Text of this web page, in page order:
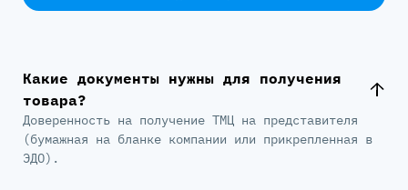
Какие документы нужны для получения
товара?
Доверенность на получение ТМЦ на представителя
(бумажная на бланке компании или прикрепленная в
ЭДО).